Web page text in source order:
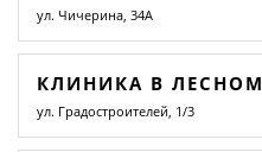
ул. Чичерина, 34А
КЛИНИКА В
ул. Градостроителей, 1/3